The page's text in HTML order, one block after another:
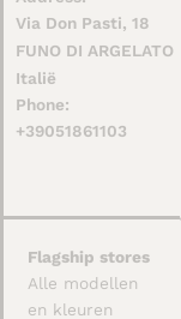
Via Don Pasti, 18
FUNO DI ARGELATO
Italië
Phone:
+39051861103
Flagship stores
Alle modellen
en kleuren